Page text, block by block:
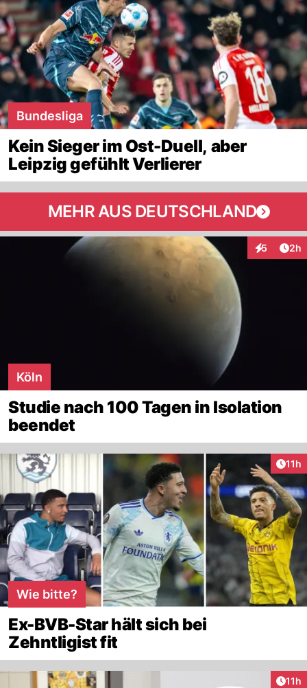
Bundesliga
Kein Sieger im Ost-Duell, aber
Leipzig gefühlt Verlierer
MEHR AUS DEUTSCHLAND
5 2h
Köln
Studie nach 100 Tagen in Isolation
beendet
11h
Wie bitte?
Ex-BVB-Star hält sich bei
Zehntligist fit
11h